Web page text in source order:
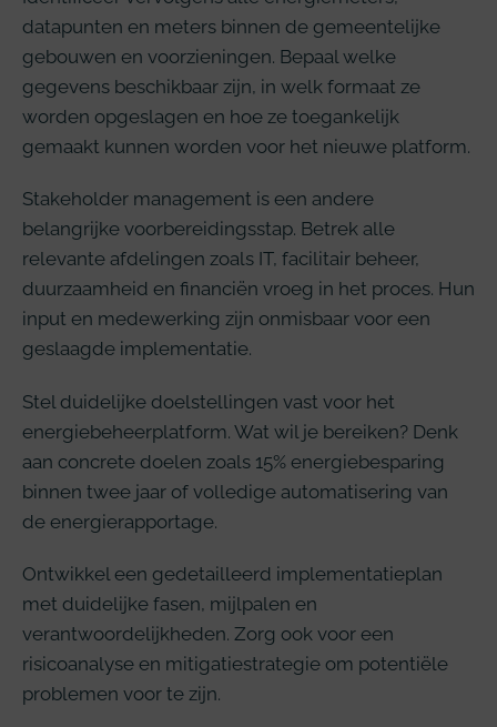
datapunten en meters binnen de gemeentelijke
gebouwen en voorzieningen. Bepaal welke
gegevens beschikbaar zijn, in welk formaat ze
worden opgeslagen en hoe ze toegankelijk
gemaakt kunnen worden voor het nieuwe platform.
Stakeholder management is een andere
belangrijke voorbereidingsstap. Betrek alle
relevante afdelingen zoals IT, facilitair beheer,
duurzaamheid en financiën vroeg in het proces. Hun
input en medewerking zijn onmisbaar voor een
geslaagde implementatie.
Stel duidelijke doelstellingen vast voor het
energiebeheerplatform. Wat wil je bereiken? Denk
aan concrete doelen zoals 15% energiebesparing
binnen twee jaar of volledige automatisering van
de energierapportage.
Ontwikkel een gedetailleerd implementatieplan
met duidelijke fasen, mijlpalen en
verantwoordelijkheden. Zorg ook voor een
risicoanalyse en mitigatiestrategie om potentiële
problemen voor te zijn.